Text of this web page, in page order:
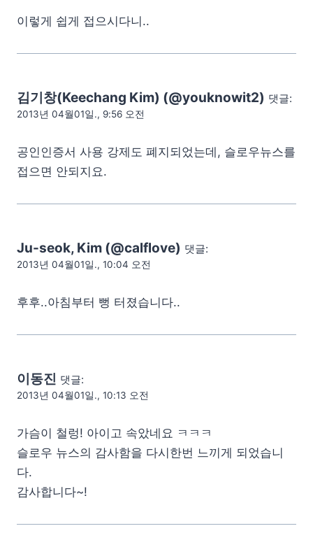
이렇게 쉽게 접으시다니..
김기창(Keechang Kim) (@youknowit2) 댓글:
2013년 04월01일., 9:56 오전
공인인증서 사용 강제도 폐지되었는데, 슬로우뉴스를
접으면 안되지요.
Ju-seok, Kim (@calflove) 댓글:
2013년 04월01일., 10:04 오전
후후..아침부터 뻥 터졌습니다..
이동진 댓글:
2013년 04월01일., 10:13 오전
가슴이 철렁! 아이고 속았네요 ㅋㅋㅋ
슬로우 뉴스의 감사함을 다시한번 느끼게 되었습니
다.
감사합니다~!